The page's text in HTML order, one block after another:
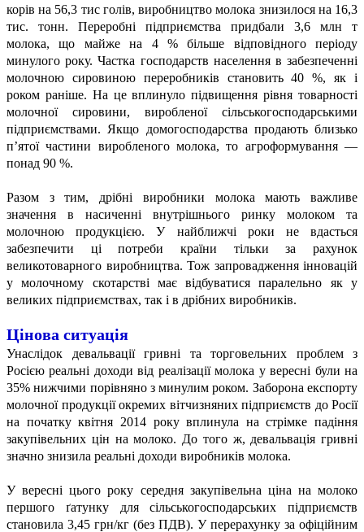
корів на 56,3 тис голів, виробництво молока знизилося на 16,3
тис. тонн. Переробні підприємства придбали 3,6 млн т
молока, що майже на 4 % більше відповідного періоду
минулого року. Частка господарств населення в забезпеченні
молочною сировиною переробників становить 40 %, як і
роком раніше. На це вплинуло підвищення рівня товарності
молочної сировини, виробленої сільськогосподарськими
підприємствами. Якщо домогосподарства продають близько
п’ятої частини виробленого молока, то агроформування —
понад 90 %.
Разом з тим, дрібні виробники молока мають важливе
значення в насиченні внутрішнього ринку молоком та
молочною продукцією. У найближчі роки не вдасться
забезпечити ці потреби країни тільки за рахунок
великотоварного виробництва. Тож запровадження інновацій
у молочному скотарстві має відбуватися паралельно як у
великих підприємствах, так і в дрібних виробників.
Цінова ситуація
Унаслідок девальвації гривні та торговельних проблем з
Росією реальні доходи від реалізації молока у вересні були на
35% нижчими порівняно з минулим роком. Заборона експорту
молочної продукції окремих вітчизняних підприємств до Росії
на початку квітня 2014 року вплинула на стрімке падіння
закупівельних цін на молоко. До того ж, девальвація гривні
значно знизила реальні доходи виробників молока.
У вересні цього року середня закупівельна ціна на молоко
першого ґатунку для сільськогосподарських підприємств
становила 3,45 грн/кг (без ПДВ). У перерахунку за офіційним